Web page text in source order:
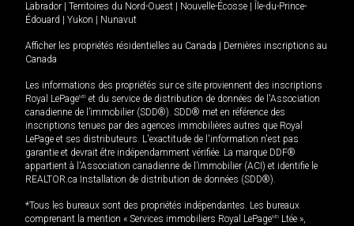
Labrador
Territoires du Nord-Ouest Nouvelle-Écosse
Île-du-Prince-
Édouard
Yukon Nunavut
Afficher les propriétés résidentielles au Canada
Dernières inscriptions au
Canada
Les informations des propriétés sur ce site proviennent des inscriptions
Royal LePageMD et du service de distribution de données de l'Association
canadienne de l’immobilier (SDD®). SDD® met en référence des
inscriptions tenues par des agences immobilières autres que Royal
LePage et ses distributeurs. L'exactitude de l'information n'est pas
garantie et devrait être indépendamment vérifiée. La marque DDF®
appartient à l'Association canadienne de l’immobilier (ACI) et identifie le
REALTOR.ca Installation de distribution de données (SDD®).
*Tous les bureaux sont des propriétés indépendantes. Les bureaux
comprenant la mention « Services immobiliers Royal LePageMD Ltée »,